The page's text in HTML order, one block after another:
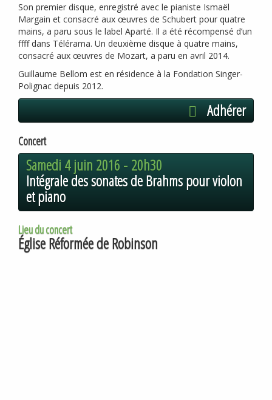
Son premier disque, enregistré avec le pianiste Ismaël
Margain et consacré aux œuvres de Schubert pour quatre
mains, a paru sous le label Aparté. Il a été récompensé d’un
ffff dans Télérama. Un deuxième disque à quatre mains,
consacré aux œuvres de Mozart, a paru en avril 2014.
Guillaume Bellom est en résidence à la Fondation Singer-
Polignac depuis 2012.
Adhérer
Concert
Samedi 4 juin 2016 - 20h30
Intégrale des sonates de Brahms pour violon
et piano
Lieu du concert
Église Réformée de Robinson